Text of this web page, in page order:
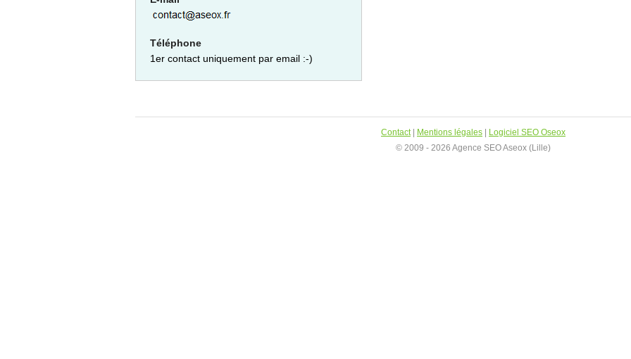
Téléphone
1er contact uniquement par email :-)
Contact| Mentions légales
Logiciel SEO Oseox
© 2009 - 2026 Agence SEO Aseox (Lille)